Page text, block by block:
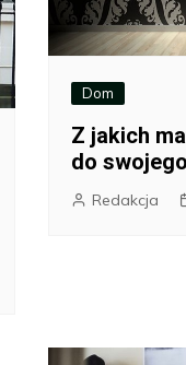
Dom
Z jakich
do
Redakcja